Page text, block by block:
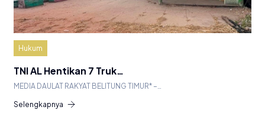
Hukum
TNI AL Hentikan 7 Truk…
MEDIA DAULAT RAKYAT BELITUNG TIMUR* –…
Selengkapnya